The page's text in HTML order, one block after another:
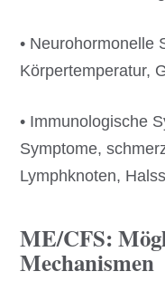
• Neurohormonelle
Körpertemperatur,
• Immunologische
Symptome,
Lymphknoten,
ME/CFS:
Mechanismen